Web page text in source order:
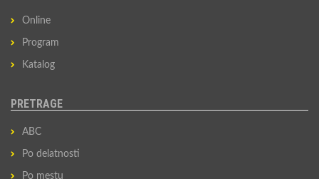
Online
Program
Katalog
PRETRAGE
ABC
Po delatnosti
Po mestu